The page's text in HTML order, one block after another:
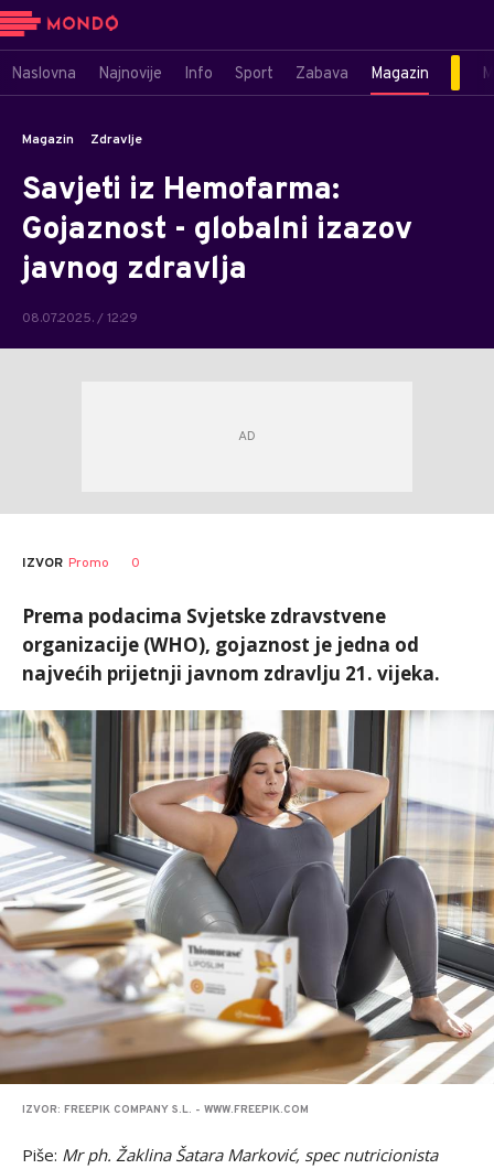
Naslovna Najnovije Info Sport Zabava Magazin
Magazin Zdravlje
Savjeti iz Hemofarma:
Gojaznost - globalni izazov
javnog zdravlja
08.07.2025. / 12:29
IZVOR Promo 0
Prema podacima Svjetske zdravstvene
organizacije (WHO), gojaznost je jedna od
najvećih prijetnji javnom zdravlju 21. vijeka.
IZVOR: FREEPIK COMPANY S.L. - WWW.FREEPIK.COM
Piše: Mr ph. Žaklina Šatara Marković, spec nutricionista